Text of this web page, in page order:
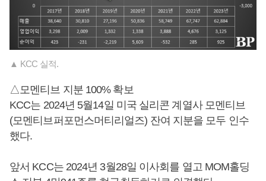
▲ KCC 실적.
△모멘티브 지분 100% 확보
KCC는 2024년 5월14일 미국 실리콘 계열사 모멘티브
(모멘티브퍼포먼스머티리얼즈) 잔여 지분을 모두 인수
했다.
앞서 KCC는 2024년 3월28일 이사회를 열고 MOM홀딩